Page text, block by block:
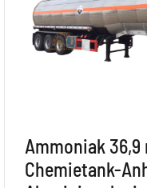
Ammoniak 36,9
Chemietank-